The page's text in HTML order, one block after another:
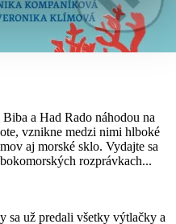
a Had Rado náhodou na
vznikne medzi nimi hlboké
aj morské sklo. Vydajte sa
rozprávkach...
sa už predali všetky výtlačky a